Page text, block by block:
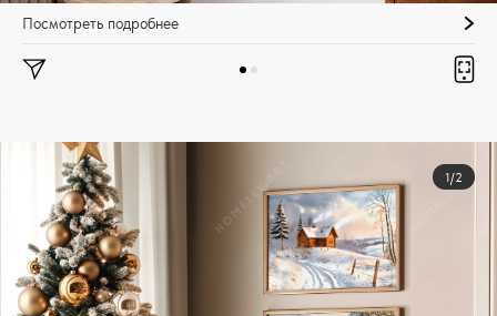
Посмотреть подробнее
1/2